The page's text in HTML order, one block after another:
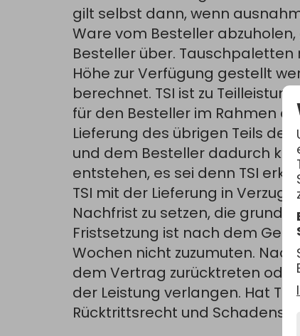
gilt selbst dann, wenn
Ware vom Besteller
Besteller über.
Höhe zur Verfügung gestellt
berechnet. TSI ist zu
für den Besteller im Rahmen
Lieferung des übrigen Teils
und dem Besteller dadurch
entstehen, es sei denn TSI
TSI mit der Lieferung in
Nachfrist zu setzen, die
Fristsetzung ist nach dem
Wochen nicht zuzumuten.
dem Vertrag zurücktreten
der Leistung verlangen. Hat
Rücktrittsrecht und